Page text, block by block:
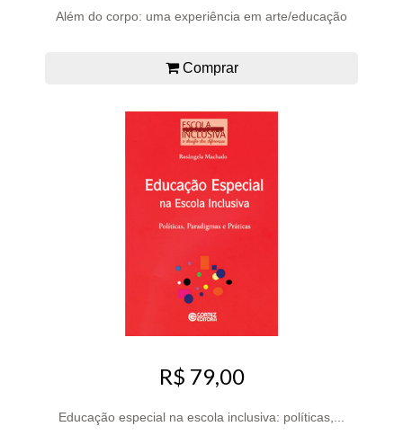
Além do corpo: uma experiência em arte/educação
Comprar
R$ 79,00
Educação especial na escola inclusiva: políticas,...